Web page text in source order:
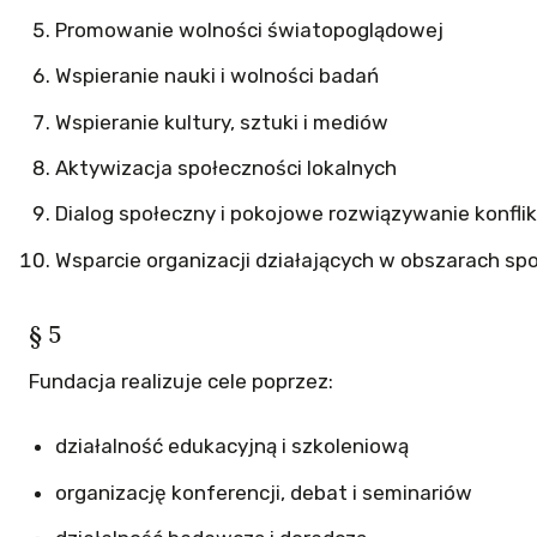
Promowanie wolności światopoglądowej
Wspieranie nauki i wolności badań
Wspieranie kultury, sztuki i mediów
Aktywizacja społeczności lokalnych
Dialog społeczny i pokojowe rozwiązywanie
Wsparcie organizacji działających w obszarach
§ 5
Fundacja realizuje cele poprzez:
działalność edukacyjną i szkoleniową
organizację konferencji, debat i seminariów